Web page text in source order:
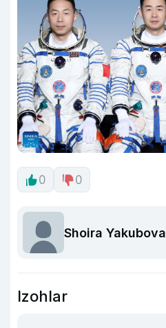
0 0
Shoira Yakubova
Izohlar